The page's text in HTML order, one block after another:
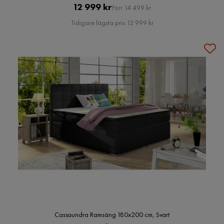
Pris
12 999 krOriginal
Pris
Förr 14 499 kr
Tidigare lägsta pris 12 999 kr
Cassaundra Ramsäng 180x200 cm, Svart